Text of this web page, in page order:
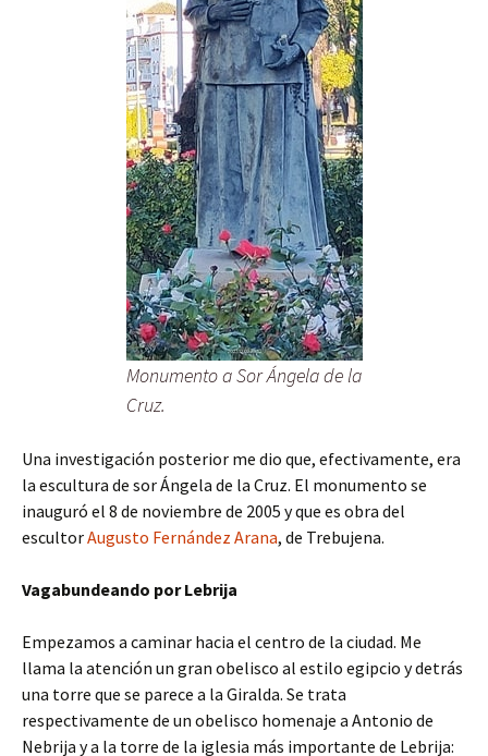
Monumento a Sor Ángela de la
Cruz.
Una investigación posterior me dio que, efectivamente, era
la escultura de sor Ángela de la Cruz. El monumento se
inauguró el 8 de noviembre de 2005 y que es obra del
escultorAugusto Fernández Arana, de Trebujena.
Vagabundeando por Lebrija
Empezamos a caminar hacia el centro de la ciudad. Me
llama la atención un gran obelisco al estilo egipcio y detrás
una torre que se parece a la Giralda. Se trata
respectivamente de un obelisco homenaje a Antonio de
Nebrija y a la torre de la iglesia más importante de Lebrija: